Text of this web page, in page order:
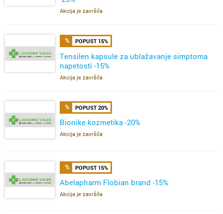
Akcija je završila
POPUST 15%
Tensilen kapsule za ublažavanje simptoma
napetosti -15%
Akcija je završila
POPUST 20%
Bionike kozmetika -20%
Akcija je završila
POPUST 15%
Abelapharm Flobian brand -15%
Akcija je završila